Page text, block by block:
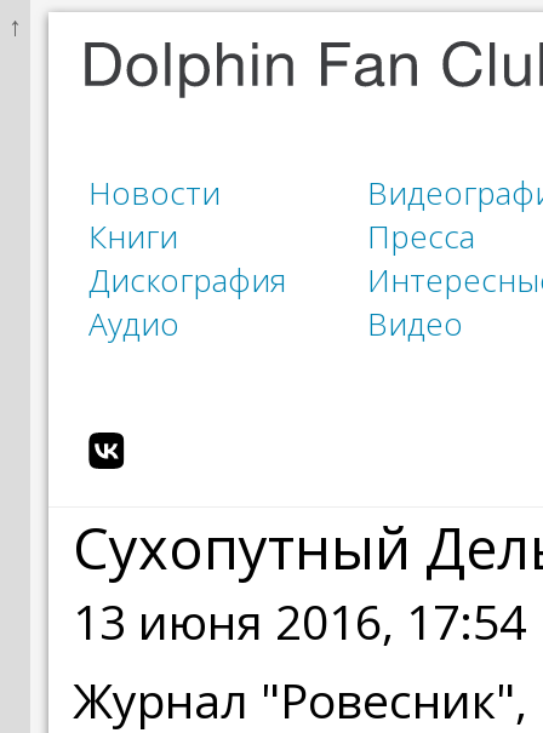
↑
Новости
Книги
Дискография
Аудио
Пресса
Видео
Сухопутный
13 июня 2016, 17:54
Журнал